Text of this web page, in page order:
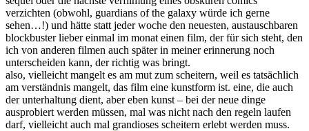
verzichten (obwohl, guardians of the galaxy würde ich gerne
sehen…!) und hätte statt jeder woche den neuesten, austauschbaren
blockbuster lieber einmal im monat einen film, der für sich steht, den
ich von anderen filmen auch später in meiner erinnerung noch
unterscheiden kann, der richtig was bringt.
also, vielleicht mangelt es am mut zum scheitern, weil es tatsächlich
am verständnis mangelt, das film eine kunstform ist. eine, die auch
der unterhaltung dient, aber eben kunst – bei der neue dinge
ausprobiert werden müssen, mal was nicht nach den regeln laufen
darf, vielleicht auch mal grandioses scheitern erlebt werden muss.